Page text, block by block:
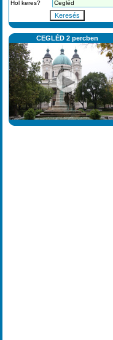
Hol keres?
Keresés
CEGLÉD 2 percben